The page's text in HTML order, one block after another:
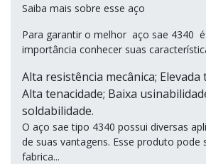
Saiba mais sobre esse aço
Para garantir o melhor aço sae 4340
importância conhecer suas
Alta resistência mecânica;
Alta tenacidade; Baixa
soldabilidade.
O aço sae tipo 4340 possui diversas
de suas vantagens. Esse produto pode
fabrica...